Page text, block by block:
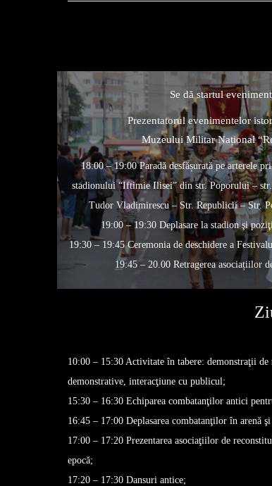
­Se dă startul
Prezentatorul evenimentelor
Muzeului Militar Național
18:00 – 19:00 Paradă desfășurată pe arterele
stadionului “Iftimie Ilisei” din str. Poporului –
Tudor Vladimirescu – Str. Republicii – Str.
19:00 – 19:30 Deplasare la stadion şi
19:30 – 19:45 Ceremonia de deschidere a
19:45 – 20.00 Retragerea asociațiilor
10:00 – 15:30 Activitate în tabere: demonstraţii
demonstrative, interacţiune cu publicul;
15:30 – 16:30 Echiparea combatanţilor antici
16:45 – 17:00 Deplasarea combatanţilor în arenă
17:00 – 17:20 Prezentarea asociaţiilor de
epocă;
17:20 – 17:30 Dansuri antice;